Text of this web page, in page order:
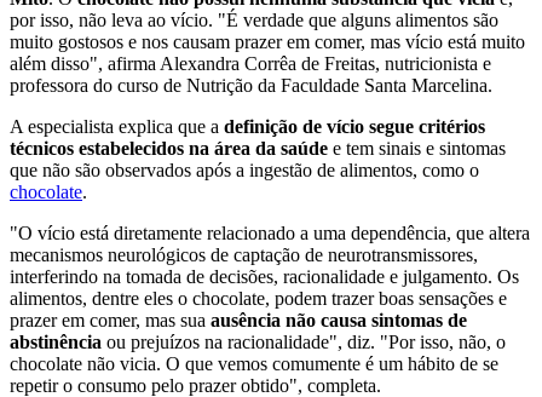
por isso, não leva ao vício. "É verdade que alguns alimentos são
muito gostosos e nos causam prazer em comer, mas vício está muito
além disso", afirma Alexandra Corrêa de Freitas, nutricionista e
professora do curso de Nutrição da Faculdade Santa Marcelina.
A especialista explica que a definição de vício segue critérios
técnicos estabelecidos na área da saúde e tem sinais e sintomas
que não são observados após a ingestão de alimentos, como o
chocolate.
"O vício está diretamente relacionado a uma dependência, que altera
mecanismos neurológicos de captação de neurotransmissores,
interferindo na tomada de decisões, racionalidade e julgamento. Os
alimentos, dentre eles o chocolate, podem trazer boas sensações e
prazer em comer, mas sua ausência não causa sintomas de
abstinência ou prejuízos na racionalidade", diz. "Por isso, não, o
chocolate não vicia. O que vemos comumente é um hábito de se
repetir o consumo pelo prazer obtido", completa.